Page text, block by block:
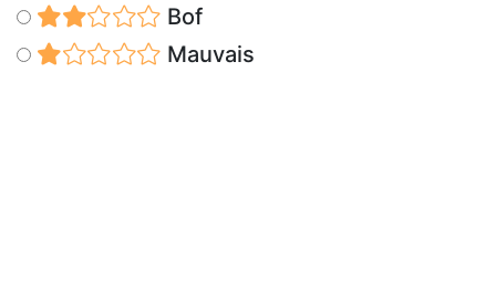
Bof
Mauvais